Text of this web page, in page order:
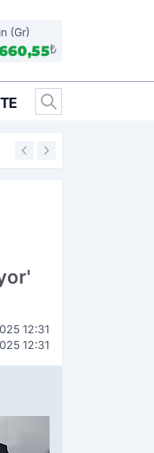
(Gr)
₺
14:25
12:31
12:31